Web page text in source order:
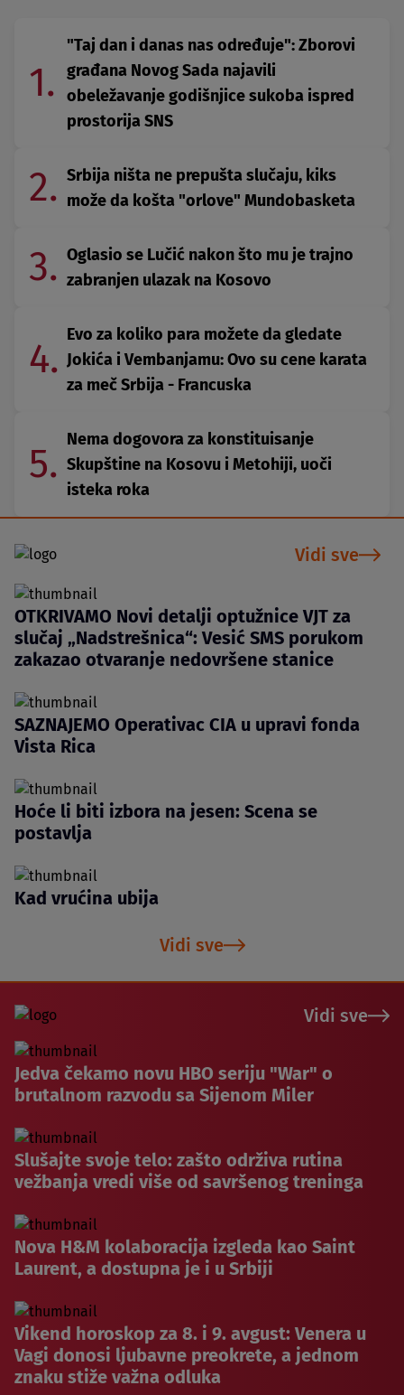
1.
"Taj dan i danas nas određuje": Zborovi
građana Novog Sada najavili
obeležavanje godišnjice sukoba ispred
prostorija SNS
2. Srbija ništa ne prepušta slučaju, kiks
može da košta "orlove" Mundobasketa
3. Oglasio se Lučić nakon što mu je trajno
zabranjen ulazak na Kosovo
4.
Evo za koliko para možete da gledate
Jokića i Vembanjamu: Ovo su cene karata
za meč Srbija - Francuska
5.
Nema dogovora za konstituisanje
Skupštine na Kosovu i Metohiji, uoči
isteka roka
Vidi sve
OTKRIVAMO Novi detalji optužnice VJT za
slučaj „Nadstrešnica“: Vesić SMS porukom
zakazao otvaranje nedovršene stanice
SAZNAJEMO Operativac CIA u upravi fonda
Vista Rica
Hoće li biti izbora na jesen: Scena se
postavlja
Kad vrućina ubija
Vidi sve
Vidi sve
Jedva čekamo novu HBO seriju "War" o
brutalnom razvodu sa Sijenom Miler
Slušajte svoje telo: zašto održiva rutina
vežbanja vredi više od savršenog treninga
Nova H&M kolaboracija izgleda kao Saint
Laurent, a dostupna je i u Srbiji
Vikend horoskop za 8. i 9. avgust: Venera u
Vagi donosi ljubavne preokrete, a jednom
znaku stiže važna odluka